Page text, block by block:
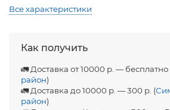
Все характеристики
Как получить
🚛 Доставка от 10000 р. — бесплатно
район)
🚛 Доставка до 10000 р. — 300 р. (
район)